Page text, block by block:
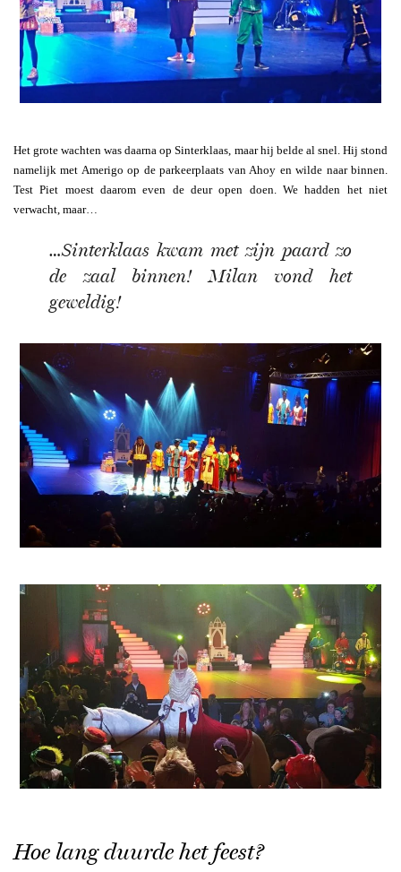
Het grote wachten was daarna op Sinterklaas, maar hij belde al snel. Hij stond
namelijk met Amerigo op de parkeerplaats van Ahoy en wilde naar binnen.
Test Piet moest daarom even de deur open doen. We hadden het niet
verwacht, maar…
…Sinterklaas kwam met zijn paard zo
de zaal binnen! Milan vond het
geweldig!
Hoe lang duurde het feest?